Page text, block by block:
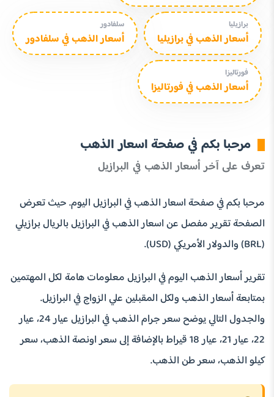
برازيليا
أسعار الذهب في برازيليا
سلفادور
أسعار الذهب في سلفادور
فورتاليزا
أسعار الذهب في فورتاليزا
مرحبا بكم في صفحة اسعار الذهب
تعرف على آخر أسعار الذهب في البرازيل
مرحبا بكم في صفحة اسعار الذهب في البرازيل اليوم. حيث تعرض
الصفحة تقرير مفصل عن اسعار الذهب في البرازيل بالريال برازيلي
(BRL) والدولار الأمريكي (USD).
تقرير أسعار الذهب اليوم في البرازيل معلومات هامة لكل المهتمين
بمتابعة أسعار الذهب ولكل المقبلين علي الزواج في البرازيل.
والجدول التالي يوضح سعر جرام الذهب في البرازيل عيار 24، عيار
22، عيار 21، عيار 18 قيراط بالإضافة إلى سعر اونصة الذهب، سعر
كيلو الذهب، سعر طن الذهب.